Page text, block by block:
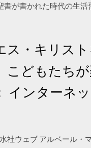
が書かれた時代の生
・キリス
どもたち
ンターネ
ウェブ アルベール・